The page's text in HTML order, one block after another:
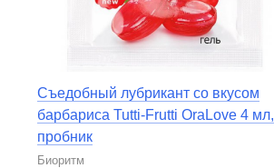
Съедобный лубрикант со вкусом
барбариса Tutti-Frutti OraLove 4 мл,
пробник
Биоритм